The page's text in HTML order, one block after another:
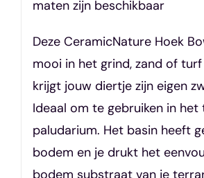
maten zijn beschikbaar
Deze CeramicNature Hoek
mooi in het grind, zand of
krijgt jouw diertje zijn eigen
Ideaal om te gebruiken in
paludarium. Het basin heeft
bodem en je drukt het
bodem substraat van je